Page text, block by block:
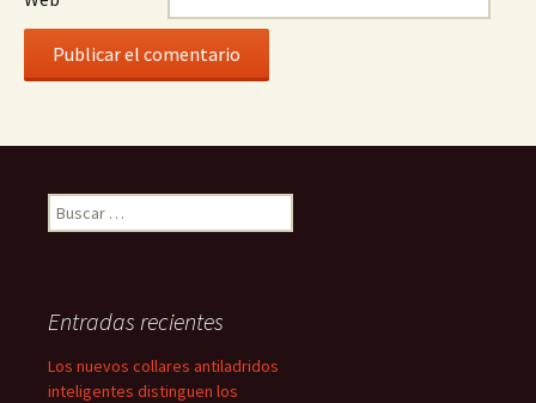
Buscar:
Entradas recientes
Los nuevos collares antiladridos
inteligentes distinguen los